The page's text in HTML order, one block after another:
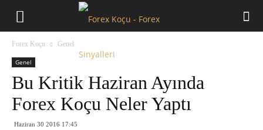
Forex Koçu Genel
Genel
Bu Kritik Haziran Ayında
Forex Koçu Neler Yaptı
Haziran 30 2016 17:45